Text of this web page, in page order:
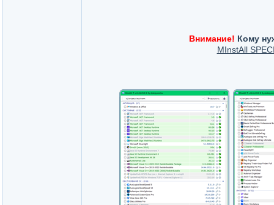
Внимание! Кому
MInstAll